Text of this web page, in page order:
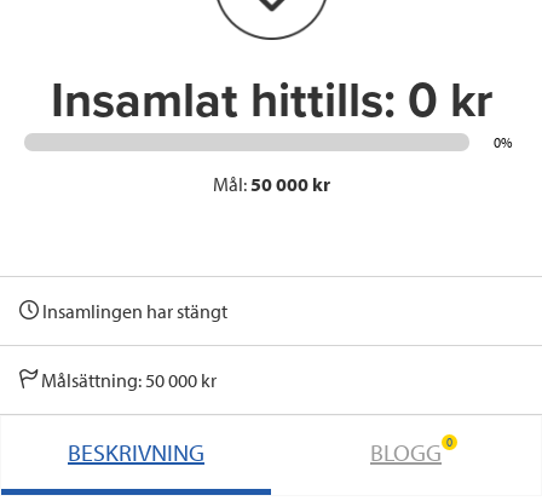
n
Insamlat hittills: 0 kr
0%
Mål:50 000 kr
Insamlingen har stängt
Målsättning: 50 000 kr
BESKRIVNING BLOGG 0